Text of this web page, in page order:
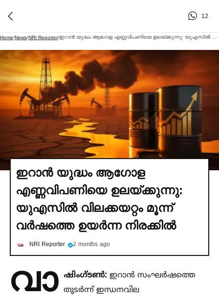
12
Home/News/NRI Reporter/
ഇറാൻ യുദ്ധം ആഗോള
എണ്ണവിപണിയെ ഉലയ്ക്കുന്നു:
യുഎസില്‍ വിലക്കയറ്റം മൂന്ന്
വര്‍ഷത്തെ ഉയര്‍ന്ന നിരക്കില്‍
NRI Reporter 2 months ago
വാ ഷിംഗ്ടണ്‍: ഇറാൻ സംഘർഷത്തെ
തുടർന്ന് ഇന്ധനവില